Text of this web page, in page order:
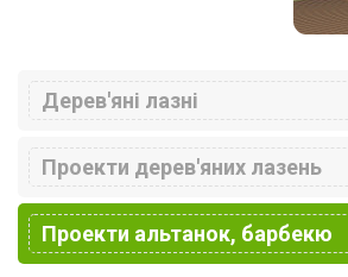
Дерев'яні лазні
Проекти дерев'яних лазень
Проекти альтанок, барбекю